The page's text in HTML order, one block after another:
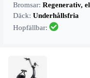
Bromsar: Regenerativ,
Däck: Underhållsfria
Hopfällbar: